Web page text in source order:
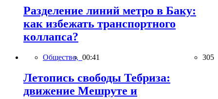
Разделение линий метро в Баку:
как избежать транспортного
коллапса?
Общество, 00:41 305
Летопись свободы Тебриза:
движение Мешруте и